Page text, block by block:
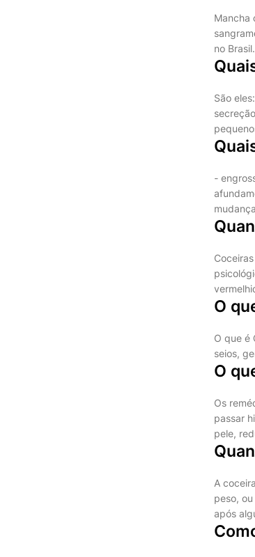
Mancha
no Brasil.
São
-
O
O que é
seios,
O
Os
passar
pele,
A
peso,
após